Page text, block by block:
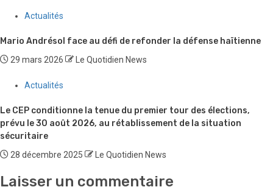
Actualités
Mario Andrésol face au défi de refonder la défense haïtienne
29 mars 2026 Le Quotidien News
Actualités
Le CEP conditionne la tenue du premier tour des élections,
prévu le 30 août 2026, au rétablissement de la situation
sécuritaire
28 décembre 2025 Le Quotidien News
Laisser un commentaire